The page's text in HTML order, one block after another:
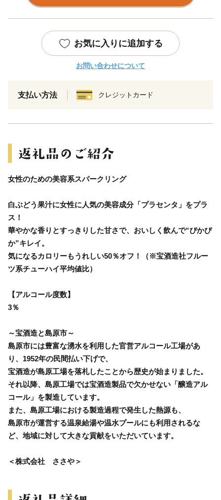
お気に入りに追加する
お問い合わせについて
支払い方法 クレジットカード
女性のための美容系スパークリング
白ぶどう果汁に女性に人気の美容成分「プラセンタ」をプラ
ス！
華やかな香りとすっきりした甘さで、おいしく飲んで“ぴかぴ
か”キレイ。
気になるカロリーもうれしい50％オフ！（※宝酒造社フルー
ツ系チューハイ平均値比）
【アルコール度数】
3％
～宝酒造と島原市～
島原市には豊富な湧水を利用した官営アルコール工場があ
り、1952年の民間払い下げで、
宝酒造が島原工場を落札したことから歴史が始まりました。
それ以降、島原工場では宝酒造製品で欠かせない「醸造アル
コール」を製造しています。
また、島原工場における製造過程で発生した熱源も、
島原市が運営する温泉給湯や温水プールにも利用されるな
ど、地域に対して大きな貢献をいただいています。
＜株式会社 ささや＞